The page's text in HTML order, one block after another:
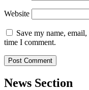
Website
Save my name,
time I comment.
News Section